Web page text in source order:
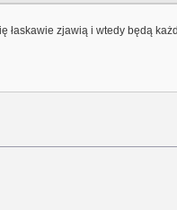
zjawią i wtedy będą